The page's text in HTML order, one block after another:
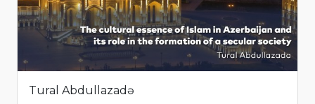
Tural Abdullazadə